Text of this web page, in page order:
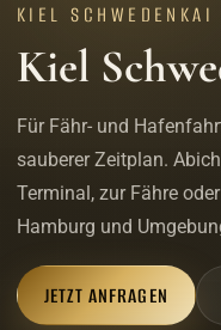
KIEL SCHWEDENKAI
Kiel
Für Fähr- und
sauberer Zeitplan.
Terminal, zur Fähre
Hamburg und
JETZT ANFRAGEN